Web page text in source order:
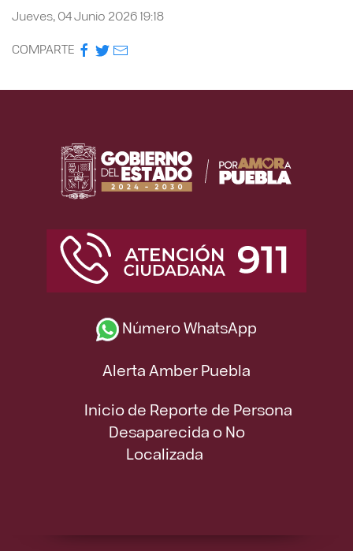
Jueves, 04 Junio 2026 19:18
COMPARTE
Número WhatsApp
Alerta Amber Puebla
Inicio de Reporte de Persona
Desaparecida o No
Localizada